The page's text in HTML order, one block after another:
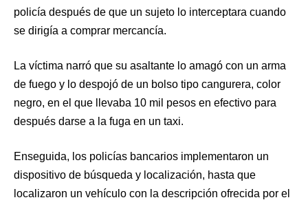
policía después de que un sujeto lo interceptara cuando
se dirigía a comprar mercancía.
La víctima narró que su asaltante lo amagó con un arma
de fuego y lo despojó de un bolso tipo cangurera, color
negro, en el que llevaba 10 mil pesos en efectivo para
después darse a la fuga en un taxi.
Enseguida, los policías bancarios implementaron un
dispositivo de búsqueda y localización, hasta que
localizaron un vehículo con la descripción ofrecida por el